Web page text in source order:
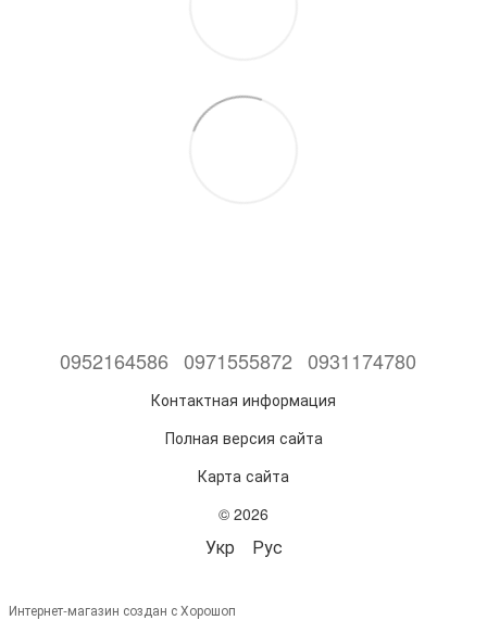
0952164586 0971555872 0931174780
Контактная информация
Полная версия сайта
Карта сайта
© 2026
Укр Рус
Интернет-магазин создан с Хорошоп